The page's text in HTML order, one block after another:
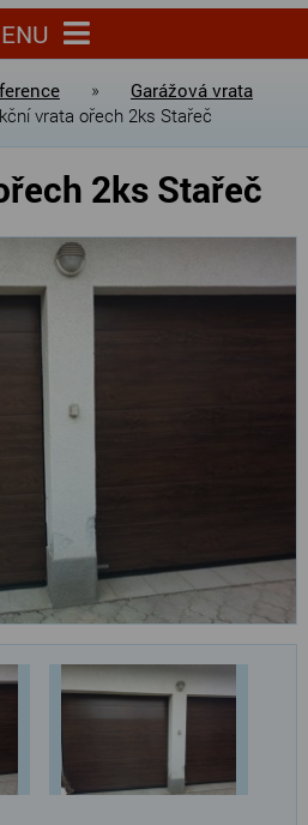
»
Garážová vrata
vrata ořech 2ks Stařeč
2ks Stařeč